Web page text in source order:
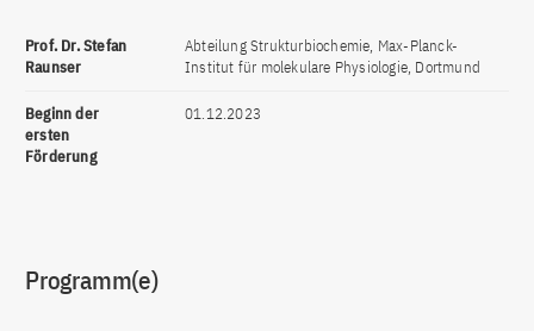
Prof. Dr. Stefan
Raunser
Abteilung Strukturbiochemie, Max-Planck-
Institut für molekulare Physiologie, Dortmund
Beginn der
ersten
Förderung
01.12.2023
Programm(e)